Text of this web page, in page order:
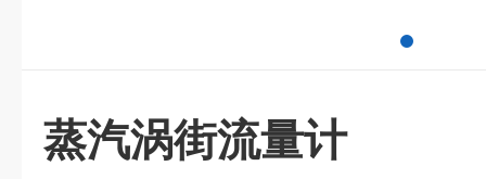
蒸汽涡街流量计